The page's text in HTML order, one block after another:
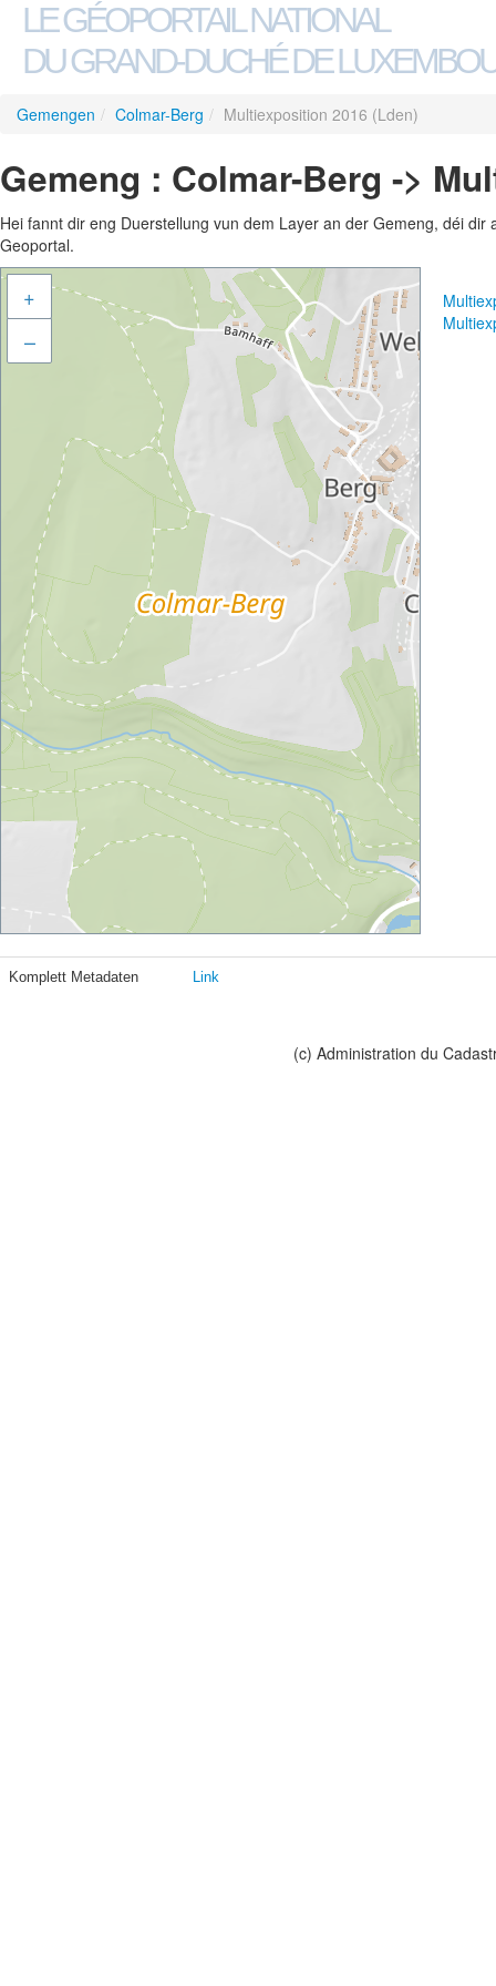
LE GÉOPORTAIL NATIONAL
DU GRAND-DUCHÉ DE
Gemengen / Colmar-Berg / Multiexposition 2016 (Lden)
Gemeng : Colmar-Berg ->
Hei fannt dir eng Duerstellung vun dem Layer an der Gemeng, déi
Geoportal.
+
–
Komplett Metadaten Link
(c) Administration du